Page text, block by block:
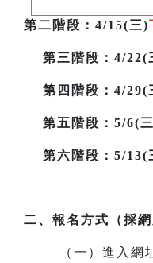
第二階段 ：4/15(三)
第三階段 ：4/
第四階段：4/29(
第五階段：5/6(
第六階段：5/13(
二、報名方式（採網
（一）進入網